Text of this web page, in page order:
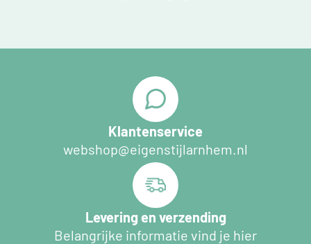
Klantenservice
webshop@eigenstijlarnhem.nl
Levering en verzending
Belangrijke informatie vind je hier